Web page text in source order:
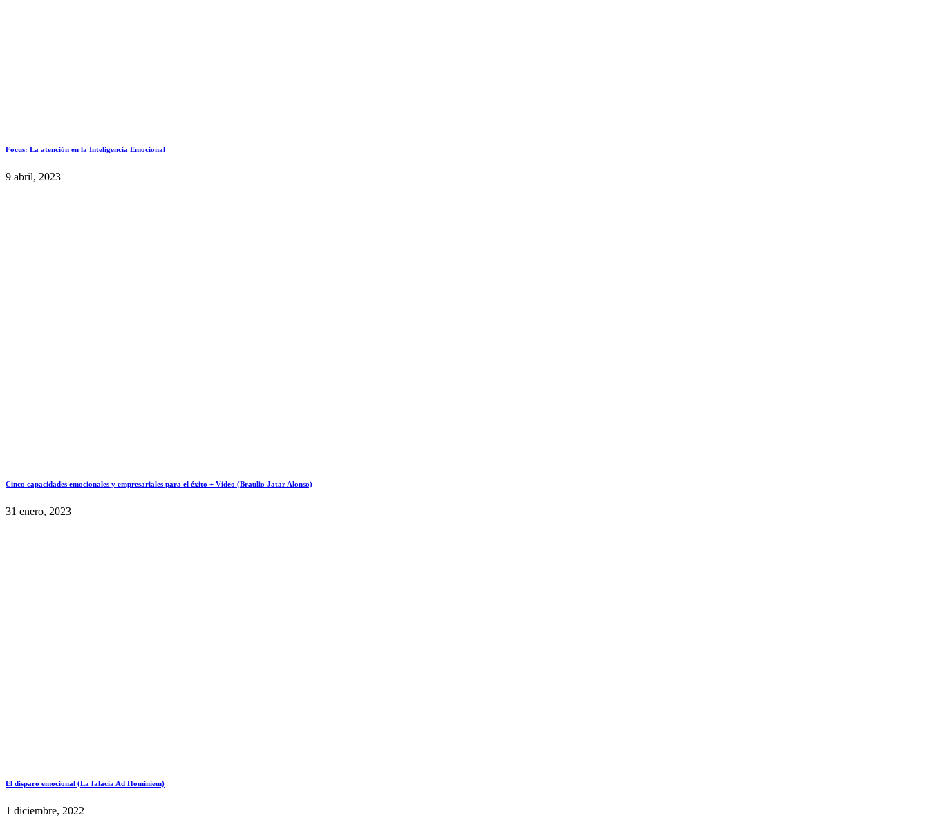
Focus: La atención en la Inteligencia Emocional
9 abril, 2023
Cinco capacidades emocionales y empresariales para el éxito + Vídeo (Braulio Jatar Alonso)
31 enero, 2023
El disparo emocional (La falacia Ad Hominiem)
1 diciembre, 2022